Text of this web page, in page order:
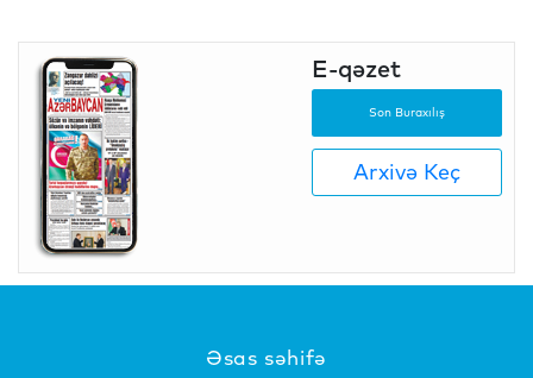
E-qəzet
Son Buraxılış
Arxivə Keç
Əsas səhifə